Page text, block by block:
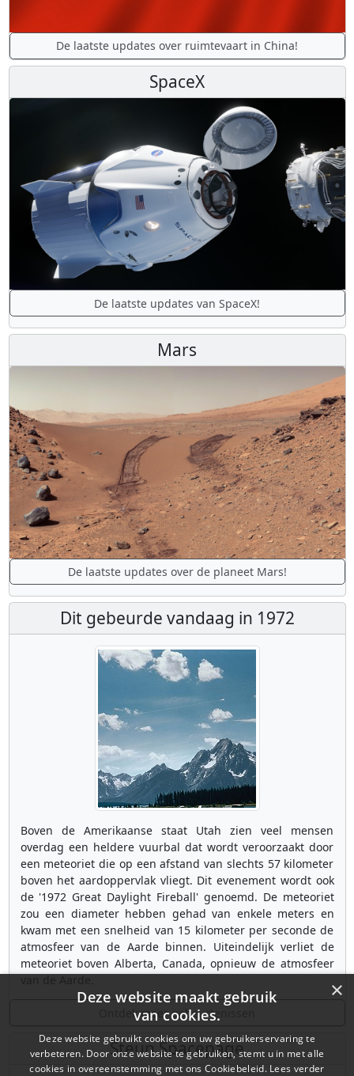
De laatste updates over ruimtevaart in China!
SpaceX
De laatste updates van SpaceX!
Mars
De laatste updates over de planeet Mars!
Dit gebeurde vandaag in 1972
Boven de Amerikaanse staat Utah zien veel mensen
overdag een heldere vuurbal dat wordt veroorzaakt door
een meteoriet die op een afstand van slechts 57 kilometer
boven het aardoppervlak vliegt. Dit evenement wordt ook
de '1972 Great Daylight Fireball' genoemd. De meteoriet
zou een diameter hebben gehad van enkele meters en
kwam met een snelheid van 15 kilometer per seconde de
atmosfeer van de Aarde binnen. Uiteindelijk verliet de
meteoriet boven Alberta, Canada, opnieuw de atmosfeer
Ontdek meer gebeurtenissen
Steun Spacepage
×
Deze website maakt gebruik
van cookies.
Deze website gebruikt cookies om uw gebruikerservaring te
verbeteren. Door onze website te gebruiken, stemt u in met alle
cookies in overeenstemming met ons Cookiebeleid. Lees verder